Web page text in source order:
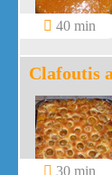
40 min
Clafoutis
30 min